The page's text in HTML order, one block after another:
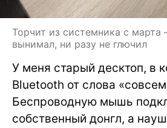
Торчит из системника с марта
вынимал, ни разу не глючил
У меня старый десктоп, в
Bluetooth от слова
Беспроводную мышь
собственный донгл, а